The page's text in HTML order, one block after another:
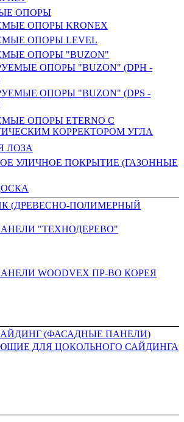
ОПОРЫ
ОПОРЫ KRONEX
ОПОРЫ LEVEL
ОПОРЫ "BUZON"
ОПОРЫ "BUZON" (DPH -
ОПОРЫ "BUZON" (DPS -
ОПОРЫ ETERNO С
КОРРЕКТОРОМ УГЛА
ЛОЗА
УЛИЧНОЕ ПОКРЫТИЕ (ГАЗОННЫЕ
(ДРЕВЕСНО-ПОЛИМЕРНЫЙ
"ТЕХНОДЕРЕВО"
WOODVEX ПР-ВО КОРЕЯ
(ФАСАДНЫЕ ПАНЕЛИ)
ДЛЯ ЦОКОЛЬНОГО САЙДИНГА